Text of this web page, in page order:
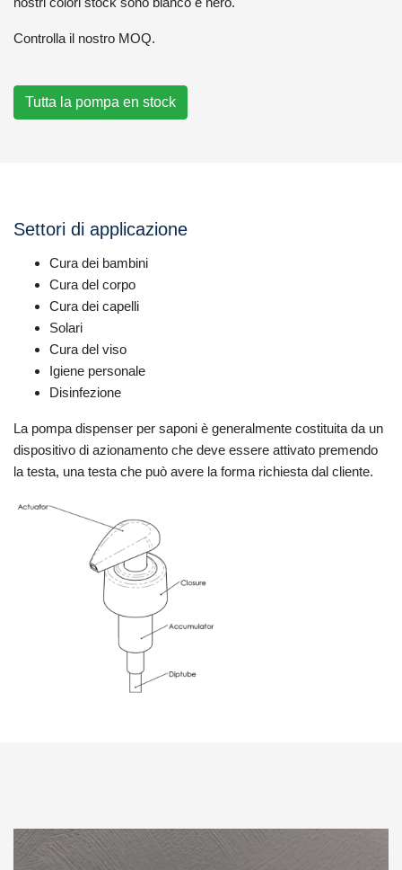
Controlla il nostro MOQ.
Tutta la pompa en stock
Settori di applicazione
Cura dei bambini
Cura del corpo
Cura dei capelli
Solari
Cura del viso
Igiene personale
Disinfezione
La pompa dispenser per saponi è generalmente costituita da un
dispositivo di azionamento che deve essere attivato premendo
la testa, una testa che può avere la forma richiesta dal cliente.